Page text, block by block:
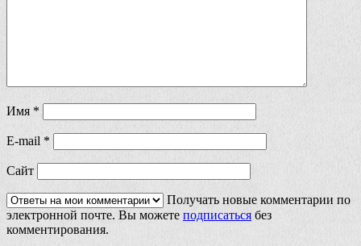
Имя *
E-mail *
Сайт
Получать новые комментарии по
электронной почте. Вы можете подписаться без
комментирования.